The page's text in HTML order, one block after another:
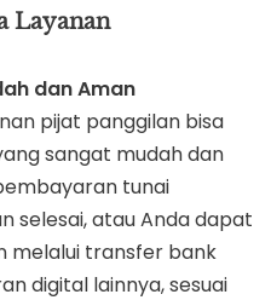
Layanan
dan Aman
pijat panggilan bisa
sangat mudah dan
tunai
selesai, atau Anda dapat
melalui transfer bank
digital lainnya, sesuai